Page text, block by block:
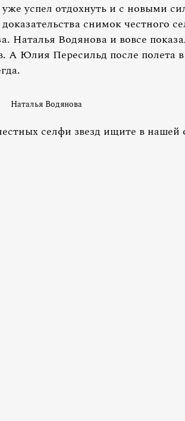
успел отдохнуть и с новыми
доказательства снимок честного
Наталья Водянова и вовсе
А Юлия Пересильд после полета
Наталья Водянова
селфи звезд ищите в нашей